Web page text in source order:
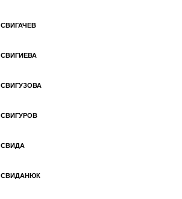
СВИГАЧЕВ
СВИГИЕВА
СВИГУЗОВА
СВИГУРОВ
СВИДА
СВИДАНЮК